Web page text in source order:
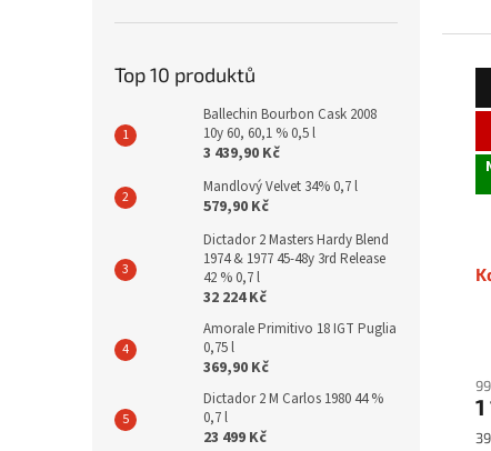
Top 10 produktů
Ballechin Bourbon Cask 2008
10y 60, 60,1 % 0,5 l
3 439,90 Kč
Mandlový Velvet 34% 0,7 l
579,90 Kč
Dictador 2 Masters Hardy Blend
1974 & 1977 45-48y 3rd Release
42 % 0,7 l
32 224 Kč
Amorale Primitivo 18 IGT Puglia
0,75 l
369,90 Kč
Dictador 2 M Carlos 1980 44 %
0,7 l
23 499 Kč